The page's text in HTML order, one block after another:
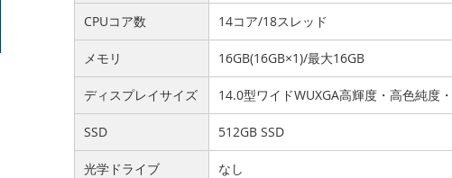
CPUコア数 14コア/18スレッド
メモリ 16GB(16GB×1)/最大16GB
ディスプレイサイズ 14.0型ワイドWUXGA高輝度・高色純度
SSD 512GB SSD
光学ドライブ なし